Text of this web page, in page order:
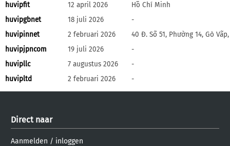
huvipfit
12 april 2026
Hồ Chí Minh
huvipgbnet
18 juli 2026
-
huvipinnet
2 februari 2026
40 Đ. Số 51, Phường 14, Gò
huvipjpncom
19 juli 2026
-
huvipllc
7 augustus 2026
-
huvipltd
2 februari 2026 -
Direct naar
Aanmelden / inloggen